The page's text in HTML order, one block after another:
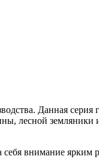
Данная серия
лесной земляники
внимание ярким